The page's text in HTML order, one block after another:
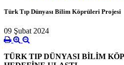
Türk Tıp Dünyası Bilim Köprüleri Projesi
09 Şubat 2024
TÜRK TIP DÜNYASI BİLİM